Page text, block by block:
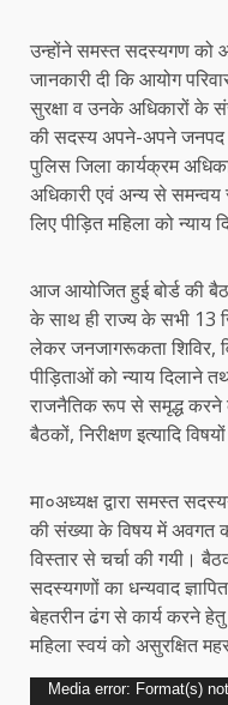
उन्होंने समस्त सदस्यगण को
जानकारी दी कि आयोग
सुरक्षा व उनके अधिकारों के
की सदस्य अपने-अपने जनपद
पुलिस जिला कार्यक्रम
अधिकारी एवं अन्य से समन्वय
लिए पीड़ित महिला को न्याय
आज आयोजित हुई बोर्ड की
के साथ ही राज्य के सभी 13
लेकर जनजागरूकता शिविर,
पीड़िताओं को न्याय दिलाने
राजनैतिक रूप से समृद्ध करने
बैठकों, निरीक्षण इत्यादि
मा०अध्यक्ष द्वारा समस्त
की संख्या के विषय में अवगत
विस्तार से चर्चा की गयी।
सदस्यगणों का धन्यवाद
बेहतरीन ढंग से कार्य करने हेतु
महिला स्वयं को असुरक्षित
Video
Media error: Format(s)